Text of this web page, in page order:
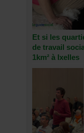
Et si les
de travail
1km² à Ixelles